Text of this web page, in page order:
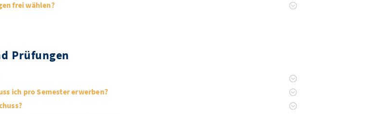
frei wählen?
Prüfungen
ich pro Semester erwerben?